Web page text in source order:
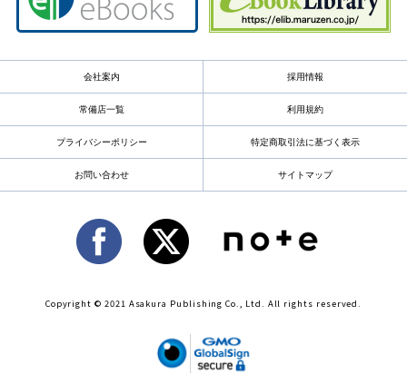
会社案内 採用情報
常備店一覧 利用規約
プライバシーポリシー 特定商取引法に基づく表示
お問い合わせ サイトマップ
Copyright © 2021 Asakura Publishing Co., Ltd. All rights reserved.